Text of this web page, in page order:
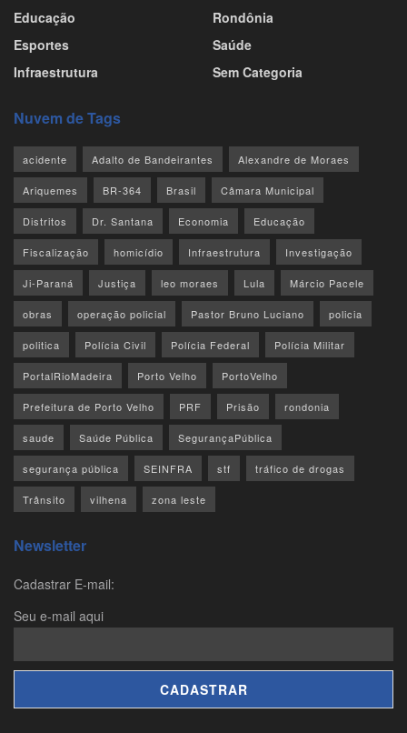
Educação
Esportes
Infraestrutura
Rondônia
Saúde
Sem Categoria
Nuvem de Tags
acidente Adalto de Bandeirantes Alexandre de Moraes
Ariquemes BR-364 Brasil Câmara Municipal
Distritos Dr. Santana Economia Educação
Fiscalização homicídio Infraestrutura Investigação
Ji-Paraná Justiça leo moraes Lula Márcio Pacele
obras operação policial Pastor Bruno Luciano policia
politica Polícia Civil Polícia Federal Polícia Militar
PortalRioMadeira Porto Velho PortoVelho
Prefeitura de Porto Velho PRF Prisão rondonia
saude Saúde Pública SegurançaPública
segurança pública SEINFRA stf tráfico de drogas
Trânsito vilhena zona leste
Newsletter
Cadastrar E-mail:
Seu e-mail aqui